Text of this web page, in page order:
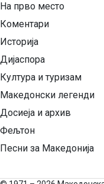
На прво место
Коментари
Историја
Дијаспора
Култура и туризам
Македонски легенди
Досиеја и архив
Фељтон
Песни за Македонија